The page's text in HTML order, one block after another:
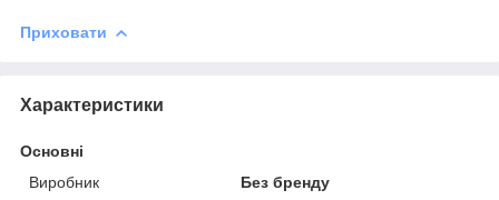
Приховати
Характеристики
Основні
Виробник
Без бренду